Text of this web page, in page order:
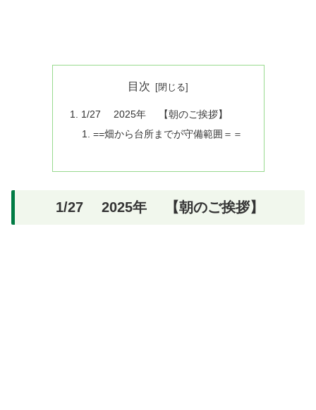
目次
1/27 2025年 【朝のご挨拶】
==畑から台所までが守備範囲＝＝
1/27 2025年 【朝のご挨拶】